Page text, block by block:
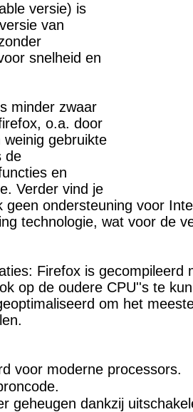
versie) is
van
snelheid en
minder zwaar
o.a. door
weinig gebruikte
de
en
Verder vind je
geen ondersteuning voor
technologie, wat voor de
Firefox is gecompileerd
op de oudere CPU''s te
om het
voor moderne processors.
geheugen dankzij